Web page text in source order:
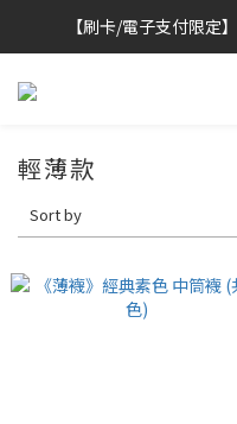
👔挺爸行動：全館襪
【刷卡/電子支付限定
👔挺爸行動：全館襪
輕薄款
Sort by